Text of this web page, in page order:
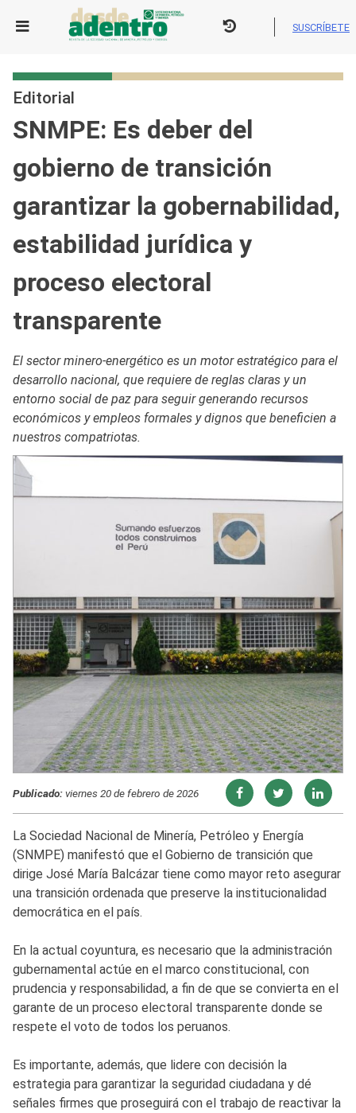
SUSCRÍBETE
Editorial
SNMPE: Es deber del
gobierno de transición
garantizar la gobernabilidad,
estabilidad jurídica y
proceso electoral
transparente
El sector minero-energético es un motor estratégico para el
desarrollo nacional, que requiere de reglas claras y un
entorno social de paz para seguir generando recursos
económicos y empleos formales y dignos que beneficien a
nuestros compatriotas.
Publicado:viernes 20 de febrero de 2026
La Sociedad Nacional de Minería, Petróleo y Energía
(SNMPE) manifestó que el Gobierno de transición que
dirige José María Balcázar tiene como mayor reto asegurar
una transición ordenada que preserve la institucionalidad
democrática en el país.
En la actual coyuntura, es necesario que la administración
gubernamental actúe en el marco constitucional, con
prudencia y responsabilidad, a fin de que se convierta en el
garante de un proceso electoral transparente donde se
respete el voto de todos los peruanos.
Es importante, además, que lidere con decisión la
estrategia para garantizar la seguridad ciudadana y dé
señales firmes que proseguirá con el trabajo de reactivar la